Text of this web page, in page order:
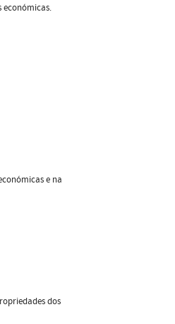
económicas.
e na
dos